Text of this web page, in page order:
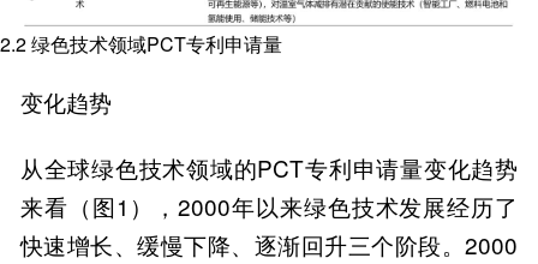
2.2 绿色技术领域PCT专利申请量
变化趋势
从全球绿色技术领域的PCT专利申请量变化趋势
来看（图1），2000年以来绿色技术发展经历了
快速增长、缓慢下降、逐渐回升三个阶段。2000